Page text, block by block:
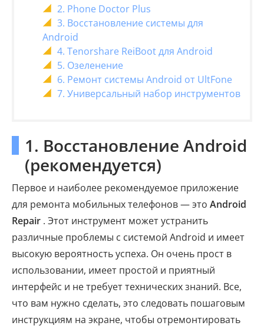
2. Phone Doctor Plus
3. Восстановление системы для
Android
4. Tenorshare ReiBoot для Android
5. Озеленение
6. Ремонт системы Android от UltFone
7. Универсальный набор инструментов
1. Восстановление Android
(рекомендуется)
Первое и наиболее рекомендуемое приложение
для ремонта мобильных телефонов — это Android
Repair . Этот инструмент может устранить
различные проблемы с системой Android и имеет
высокую вероятность успеха. Он очень прост в
использовании, имеет простой и приятный
интерфейс и не требует технических знаний. Все,
что вам нужно сделать, это следовать пошаговым
инструкциям на экране, чтобы отремонтировать